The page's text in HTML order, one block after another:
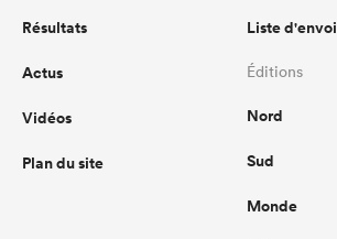
Résultats
Actus
Vidéos
Plan du site
Liste d'envoi
Éditions
Nord
Sud
Monde